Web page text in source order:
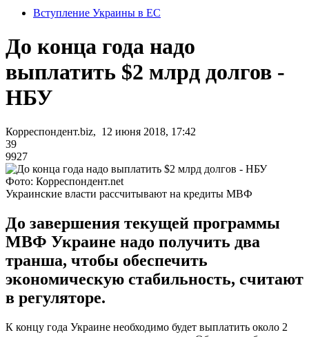
Вступление Украины в ЕС
До конца года надо
выплатить $2 млрд долгов -
НБУ
Корреспондент.biz, 12 июня 2018, 17:42
39
9927
Фото: Корреспондент.net
Украинские власти рассчитывают на кредиты МВФ
До завершения текущей программы
МВФ Украине надо получить два
транша, чтобы обеспечить
экономическую стабильность, считают
в регуляторе.
К концу года Украине необходимо будет выплатить около 2